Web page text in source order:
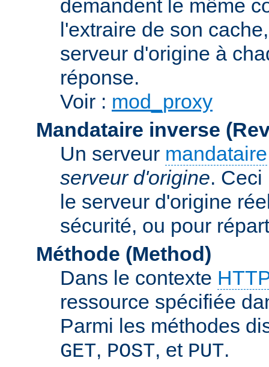
demandent le même
l'extraire de son
serveur d'origine à
réponse.
Voir : mod_proxy
Mandataire inverse
Un serveur mandataire
serveur d'origine.
le serveur d'origine
sécurité, ou pour
Méthode (Method)
Dans le contexte HTTP
ressource spécifiée
Parmi les méthodes
GET, POST, et PUT.